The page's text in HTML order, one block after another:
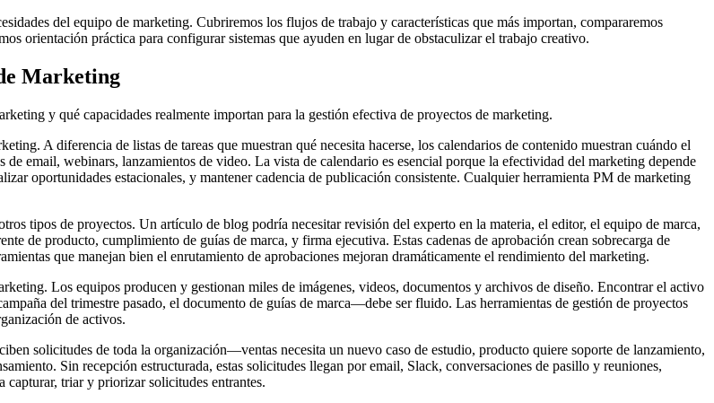
del equipo de marketing. Cubriremos los flujos de trabajo y características que más importan, compararemos
orientación práctica para configurar sistemas que ayuden en lugar de obstaculizar el trabajo creativo.
Marketing
y qué capacidades realmente importan para la gestión efectiva de proyectos de marketing.
A diferencia de listas de tareas que muestran qué necesita hacerse, los calendarios de contenido muestran cuándo el
email, webinars, lanzamientos de video. La vista de calendario es esencial porque la efectividad del marketing depende
oportunidades estacionales, y mantener cadencia de publicación consistente. Cualquier herramienta PM de marketing
tipos de proyectos. Un artículo de blog podría necesitar revisión del experto en la materia, el editor, el equipo de marca,
de producto, cumplimiento de guías de marca, y firma ejecutiva. Estas cadenas de aprobación crean sobrecarga de
que manejan bien el enrutamiento de aprobaciones mejoran dramáticamente el rendimiento del marketing.
Los equipos producen y gestionan miles de imágenes, videos, documentos y archivos de diseño. Encontrar el activo
del trimestre pasado, el documento de guías de marca—debe ser fluido. Las herramientas de gestión de proyectos
de activos.
solicitudes de toda la organización—ventas necesita un nuevo caso de estudio, producto quiere soporte de lanzamiento,
Sin recepción estructurada, estas solicitudes llegan por email, Slack, conversaciones de pasillo y reuniones,
triar y priorizar solicitudes entrantes.